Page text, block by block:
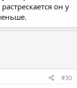
он у
#30